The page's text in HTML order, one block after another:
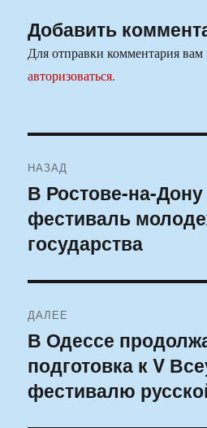
Добавить
Для отправки комментария
авторизоваться.
по
записям
НАЗАД
Предыдущая
запись:
В Ростове-на-
фестиваль
государства
ДАЛЕЕ
Следующая
запись:
В Одессе
подготовка к V
фестивалю